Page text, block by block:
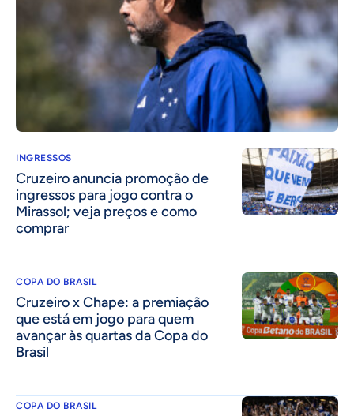
INGRESSOS
Cruzeiro anuncia promoção de
ingressos para jogo contra o
Mirassol; veja preços e como
comprar
COPA DO BRASIL
Cruzeiro x Chape: a premiação
que está em jogo para quem
avançar às quartas da Copa do
Brasil
COPA DO BRASIL